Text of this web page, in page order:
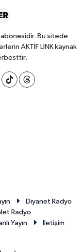
abonesidir. Bu sitede
AKTİF LİNK kaynak
Diyanet Radyo
Radyo
Yayın
İletişim